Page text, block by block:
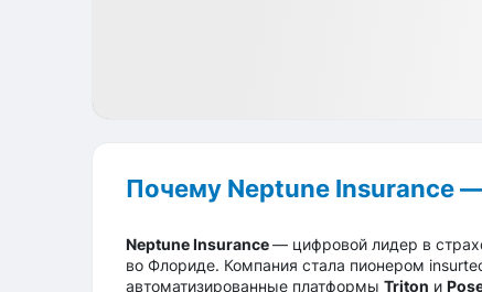
Почему Neptune Insurance
Neptune Insurance— цифровой лидер в
во Флориде. Компания стала пионером
автоматизированные платформы Triton и